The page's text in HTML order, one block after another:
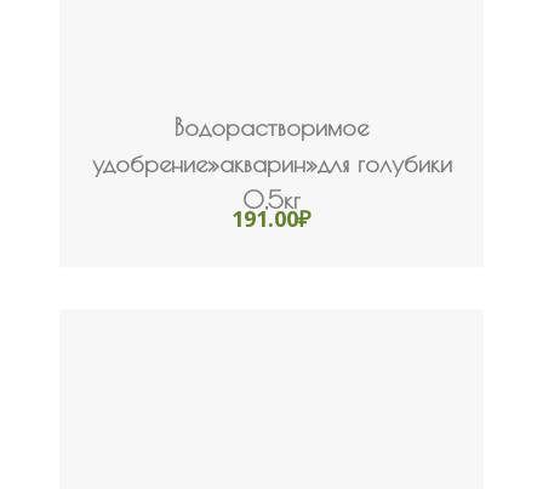
Водорастворимое
удобрение»акварин»для голубики
0,5кг
191.00₽